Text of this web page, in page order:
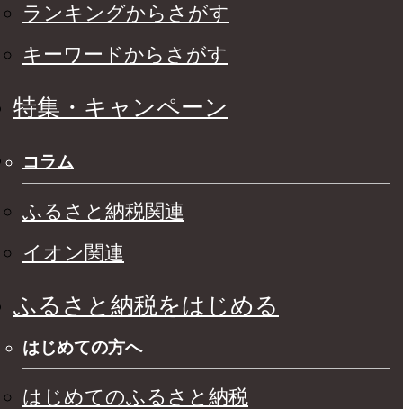
ランキングからさがす
キーワードからさがす
特集・キャンペーン
コラム
ふるさと納税関連
イオン関連
ふるさと納税をはじめる
はじめての方へ
はじめてのふるさと納税